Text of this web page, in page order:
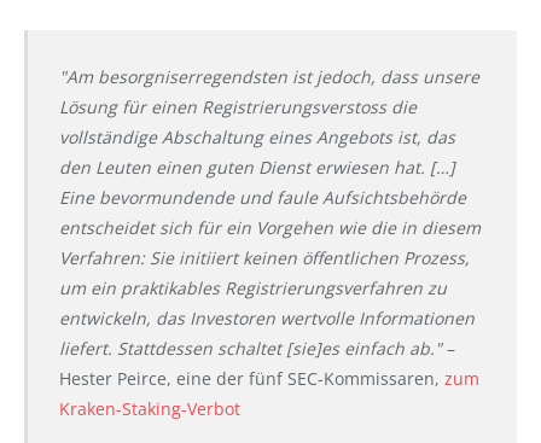
"Am besorgniserregendsten ist jedoch, dass unsere
Lösung für einen Registrierungsverstoss die
vollständige Abschaltung eines Angebots ist, das
den Leuten einen guten Dienst erwiesen hat. […]
Eine bevormundende und faule Aufsichtsbehörde
entscheidet sich für ein Vorgehen wie die in diesem
Verfahren: Sie initiiert keinen öffentlichen Prozess,
um ein praktikables Registrierungsverfahren zu
entwickeln, das Investoren wertvolle Informationen
liefert. Stattdessen schaltet [sie]es einfach ab."–
Hester Peirce, eine der fünf SEC-Kommissaren, zum
Kraken-Staking-Verbot